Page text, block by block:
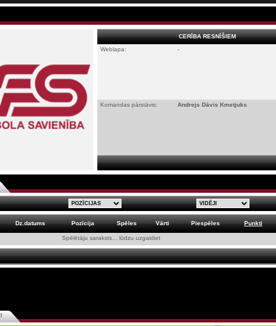
CERĪBA RESNĪŠIEM
Weblapa:
-
Komandas pārstāvis: Andrejs Dāvis Kmetjuks
Dz.datums Pozīcija Spēles Vārti Piespēles Punkti
Spēlētāju saraksts... lūdzu uzgaidiet